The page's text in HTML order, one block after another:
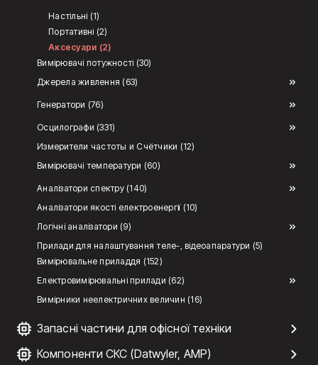
Настільні (1)
Портативні (2)
Аксесуари (2)
Вимірювачі потужності (30)
Джерела живлення (63)
Генератори (76)
Осцилографи (331)
Измерители частоты и Счётчики (12)
Вимірювачі температури (60)
Аналізатори спектру (140)
Аналізатори якості електроенергії (10)
Логічні аналізатори (9)
Прилади для налаштування теле-, відеоапаратури (5)
Вимірювальне приладдя (152)
Електровимірювальні прилади (62)
Вимірники неелектричних величин (16)
Запасні частини для офісної техніки
Компоненти СКС (Datwyler, AMP)